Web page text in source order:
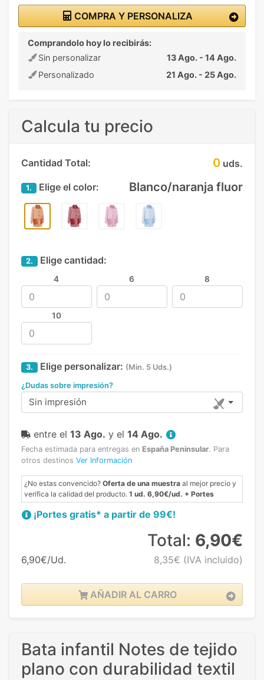
COMPRA Y PERSONALIZA
Comprandolo hoy lo recibirás:
Sin personalizar
13 Ago. - 14 Ago.
Personalizado
21 Ago. - 25 Ago.
Calcula tu precio
Cantidad Total: 0 uds.
1. Elige el color: Blanco/naranja fluor
2. Elige cantidad:
4 6 8
10
3. Elige personalizar: (Min. 5 Uds.)
¿Dudas sobre impresión?
Sin impresión
entre el 13 Ago. y el 14 Ago.
Fecha estimada para entregas en España Peninsular. Para
otros destinos Ver Información
¿No estas convencido? Oferta de una muestra al mejor precio y
verifica la calidad del producto. 1 ud. 6,90€/ud. + Portes
¡Portes gratis* a partir de 99€!
6,90€/Ud.
Total: 6,90€
8,35€ (IVA incluido)
AÑADIR AL CARRO
Bata infantil Notes de tejido
plano con durabilidad textil